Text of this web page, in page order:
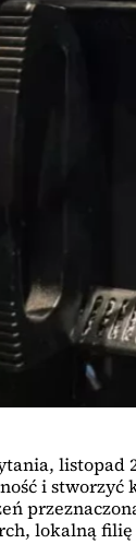
listopad
i
lokalną filię